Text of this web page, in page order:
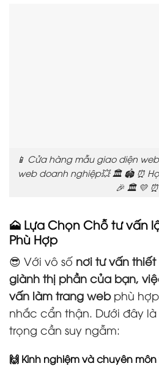
📱 Cửa hàng mẫu giao diện
web doanh nghiệp💥 🏛️ 🏟️ ⏰
🎉 🏛️ 💛 ⏰
🗻 Lựa Chọn Chỗ tư vấn
Phù Hợp
😎 Với vô số nơi tư vấn
giành thị phần của bạn,
vấn làm trang webphù
nhắc cẩn thận. Dưới đây
trọng cần suy ngẫm:
🙌 Kinh nghiệm và chuyên